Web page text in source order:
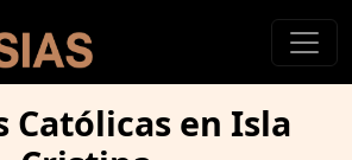
Católicas en Isla